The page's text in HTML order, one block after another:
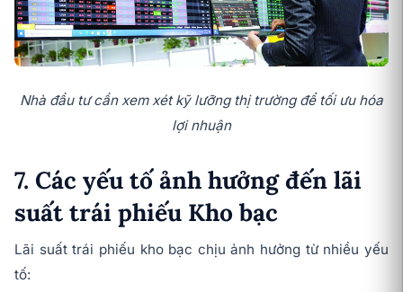
Nhà đầu tư cần xem xét kỹ lưỡng thị trường để tối ưu hóa
lợi nhuận
7. Các yếu tố ảnh hưởng đến lãi
suất trái phiếu Kho bạc
Lãi suất trái phiếu kho bạc chịu ảnh hưởng từ nhiều yếu
tố: